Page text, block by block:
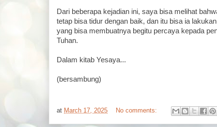
Dari beberapa kejadian ini, saya bisa melihat
tetap bisa tidur dengan baik, dan itu bisa ia
yang bisa membuatnya begitu percaya kepada
Tuhan.
Dalam kitab Yesaya...
(bersambung)
at March 17, 2025 No comments: